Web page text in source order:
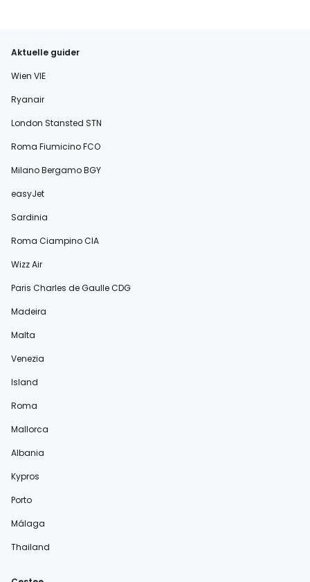
Aktuelle guider
Wien VIE
Ryanair
London Stansted STN
Roma Fiumicino FCO
Milano Bergamo BGY
easyJet
Sardinia
Roma Ciampino CIA
Wizz Air
Paris Charles de Gaulle CDG
Madeira
Malta
Venezia
Island
Roma
Mallorca
Albania
Kypros
Porto
Málaga
Thailand